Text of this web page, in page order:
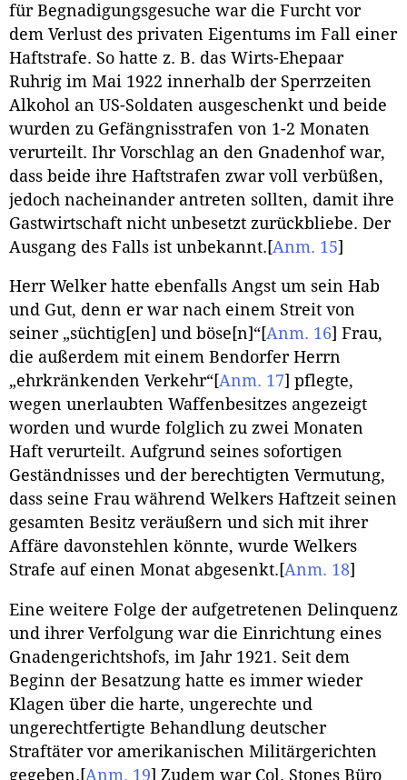
für Begnadigungsgesuche war die Furcht vor
dem Verlust des privaten Eigentums im Fall einer
Haftstrafe. So hatte z. B. das Wirts-Ehepaar
Ruhrig im Mai 1922 innerhalb der Sperrzeiten
Alkohol an US-Soldaten ausgeschenkt und beide
wurden zu Gefängnisstrafen von 1-2 Monaten
verurteilt. Ihr Vorschlag an den Gnadenhof war,
dass beide ihre Haftstrafen zwar voll verbüßen,
jedoch nacheinander antreten sollten, damit ihre
Gastwirtschaft nicht unbesetzt zurückbliebe. Der
Ausgang des Falls ist unbekannt. [Anm. 15]
Herr Welker hatte ebenfalls Angst um sein Hab
und Gut, denn er war nach einem Streit von
seiner „süchtig[en] und böse[n]“[Anm. 16] Frau,
die außerdem mit einem Bendorfer Herrn
„ehrkränkenden Verkehr“[Anm. 17] pflegte,
wegen unerlaubten Waffenbesitzes angezeigt
worden und wurde folglich zu zwei Monaten
Haft verurteilt. Aufgrund seines sofortigen
Geständnisses und der berechtigten Vermutung,
dass seine Frau während Welkers Haftzeit seinen
gesamten Besitz veräußern und sich mit ihrer
Affäre davonstehlen könnte, wurde Welkers
Strafe auf einen Monat abgesenkt. [Anm. 18]
Eine weitere Folge der aufgetretenen Delinquenz
und ihrer Verfolgung war die Einrichtung eines
Gnadengerichtshofs, im Jahr 1921. Seit dem
Beginn der Besatzung hatte es immer wieder
Klagen über die harte, ungerechte und
ungerechtfertigte Behandlung deutscher
Straftäter vor amerikanischen Militärgerichten
gegeben. [Anm. 19] Zudem war Col. Stones Büro